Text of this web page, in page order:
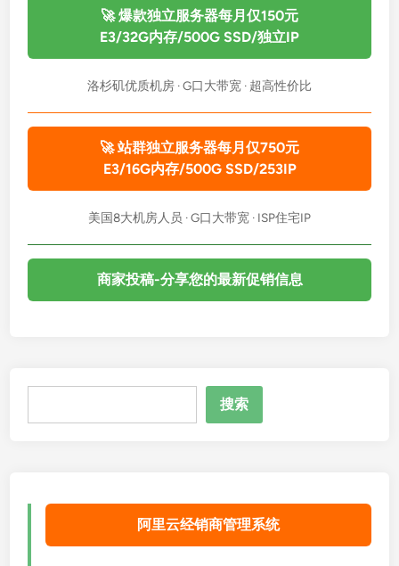
🚀 爆款独立服务器每月仅150元
E3/32G内存/500G SSD/独立IP
洛杉矶优质机房 · G口大带宽 · 超高性价比
🚀 站群独立服务器每月仅750元
E3/16G内存/500G SSD/253IP
美国8大机房人员 · G口大带宽 · ISP住宅IP
商家投稿-分享您的最新促销信息
搜索
阿里云经销商管理系统